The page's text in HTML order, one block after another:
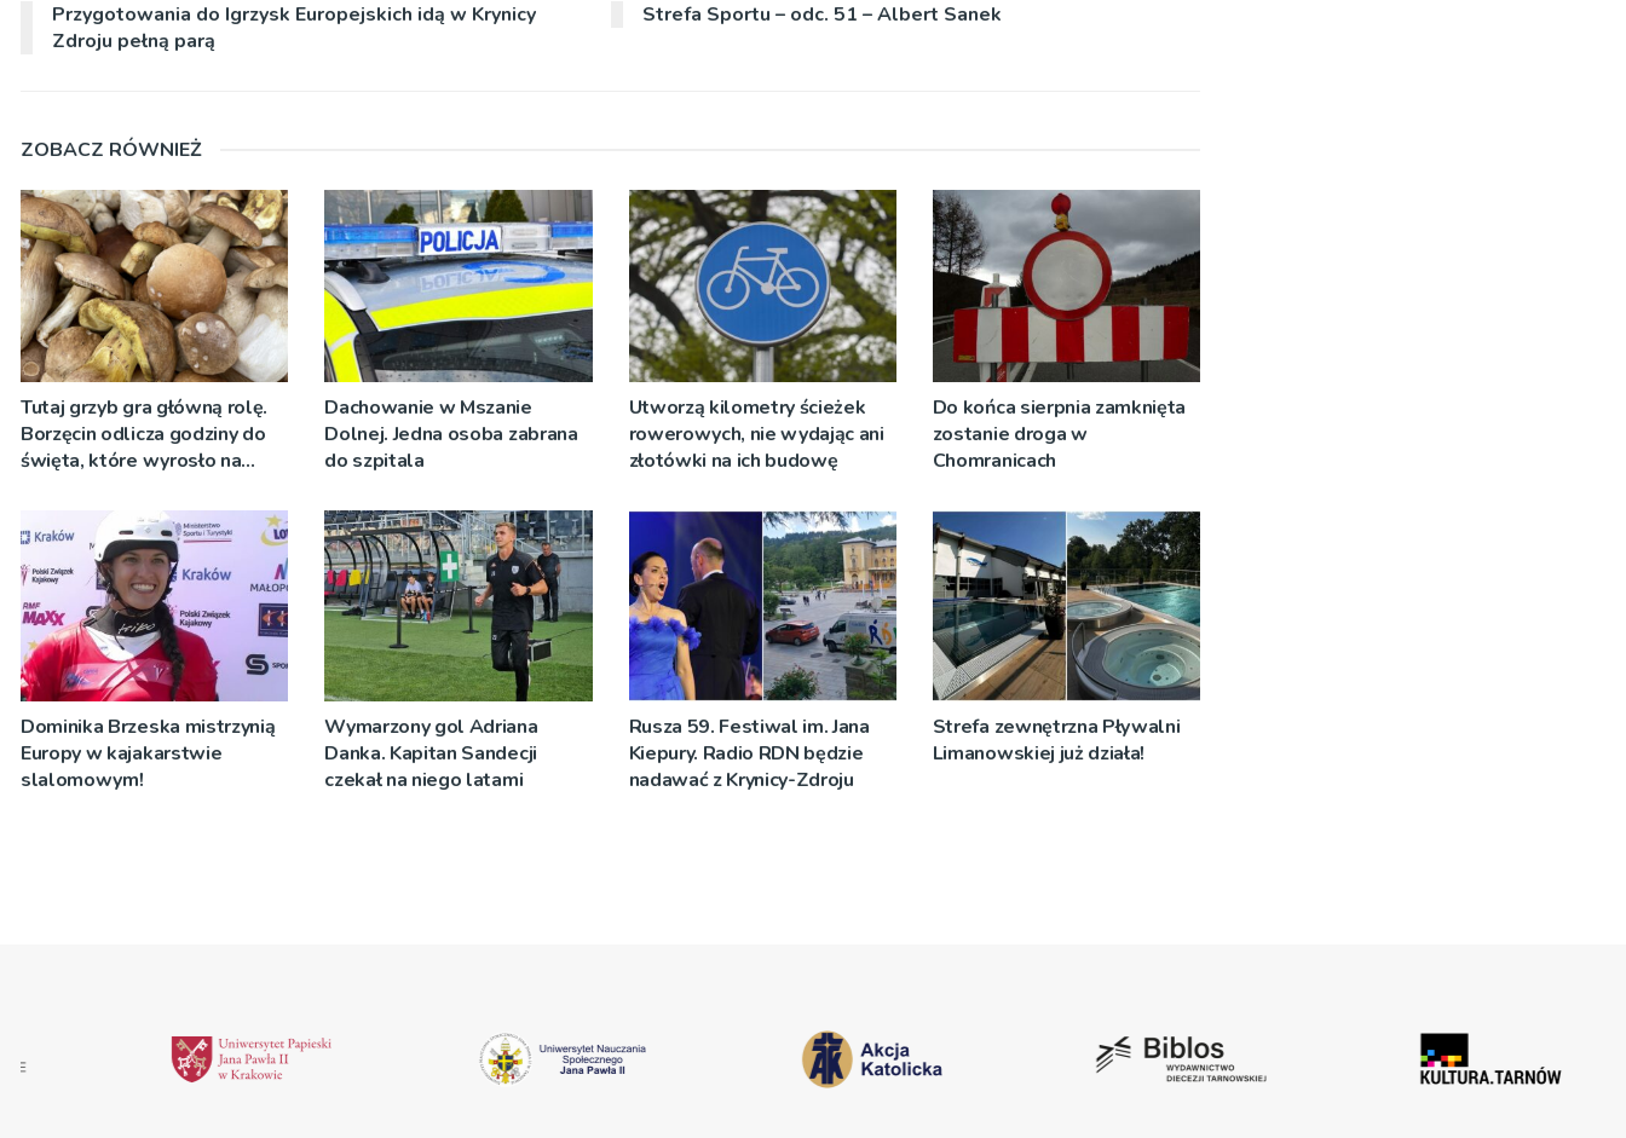
Przygotowania do Igrzysk Europejskich idą w Krynicy
Zdroju pełną parą
Strefa Sportu – odc. 51 – Albert Sanek
ZOBACZ RÓWNIEŻ
Tutaj grzyb gra główną rolę.
Borzęcin odlicza godziny do
święta, które wyrosło na
Dachowanie w Mszanie
Dolnej. Jedna osoba zabrana
do szpitala
Utworzą kilometry ścieżek
rowerowych, nie wydając ani
złotówki na ich budowę
Do końca sierpnia zamknięta
zostanie droga w
Chomranicach
Dominika Brzeska mistrzynią
Europy w kajakarstwie
slalomowym!
Wymarzony gol Adriana
Danka. Kapitan Sandecji
czekał na niego latami
Rusza 59. Festiwal im. Jana
Kiepury. Radio RDN będzie
nadawać z Krynicy-Zdroju
Strefa zewnętrzna Pływalni
Limanowskiej już działa!